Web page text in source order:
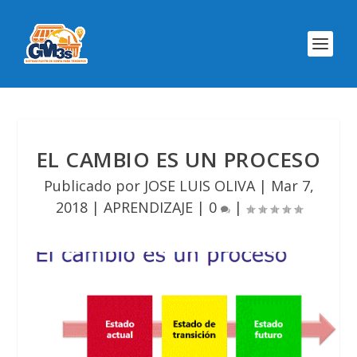
EL CAMBIO ES UN PROCESO
Publicado por JOSE LUIS OLIVA| Mar 7,
2018| APRENDIZAJE| 0 |